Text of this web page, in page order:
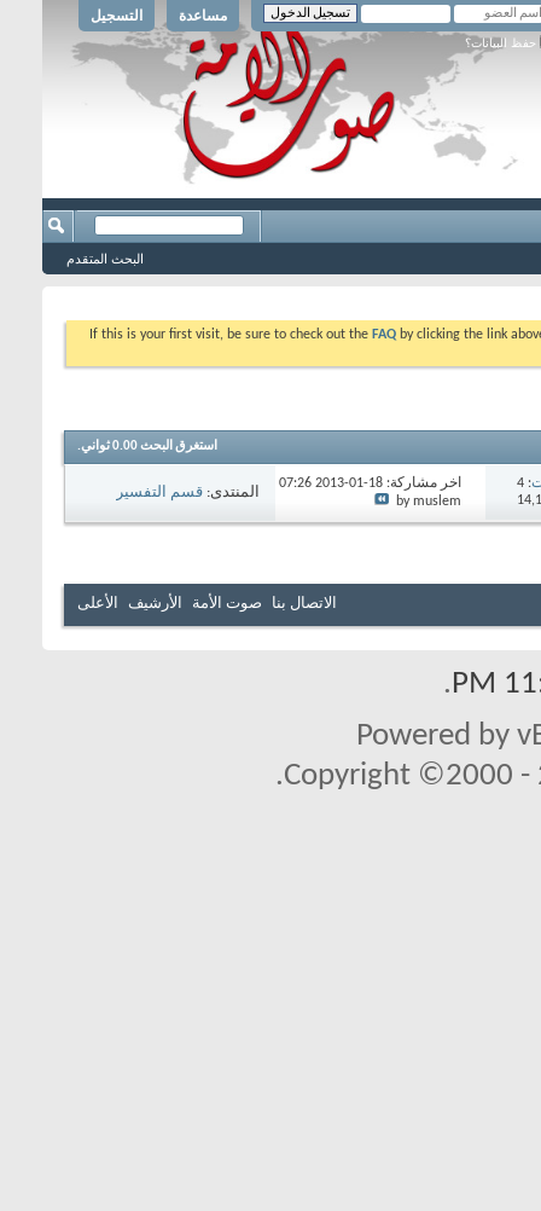
التسجيل مساعدة
حفظ البيانات؟
البحث المتقدم
If this is your first visit, be sure to check out the FAQ by clicking the link
استغرق البحث0.00ثواني.
: 4 آخر مشاركة: 18-01-2013
07:26
PM
by muslem
المنتدى: قسم التفسير
الاتصال بنا صوت الأمة الأرشيف الأعلى
.
Powered by
Copyright ©2000 -